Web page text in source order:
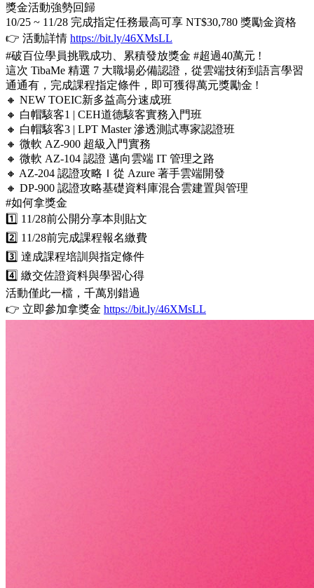
獎金活動強勢回歸
10/25 ~ 11/28 完成指定任務最高可享 NT$30,780 獎勵金資格
👉 活動詳情 https://bit.ly/46XMsLL
#破百位學員挑戰成功、累積發放獎金 #超過40萬元 !
這次 TibaMe 精選 7 大職場必備認證，從雲端技術到語言學習
通通有，完成課程指定條件，即可獲得萬元獎勵金 !
🔸 NEW TOEIC新多益高分速成班
🔸 白帽駭客1 | CEH道德駭客實務入門班
🔸 白帽駭客3 | LPT Master 滲透測試專家認證班
🔸 微軟 AZ-900 超級入門實務
🔸 微軟 AZ-104 認證 邁向雲端 IT 管理之路
🔸 AZ-204 認證攻略Ｉ從 Azure 著手雲端開發
🔸 DP-900 認證攻略基礎資料庫混合雲建置與管理
#如何拿獎金
1️⃣ 11/28前公開分享本則貼文
2️⃣ 11/28前完成課程報名繳費
3️⃣ 達成課程培訓與指定條件
4️⃣ 繳交佐證資料與學習心得
活動僅此一檔，千萬別錯過
👉 立即參加拿獎金 https://bit.ly/46XMsLL